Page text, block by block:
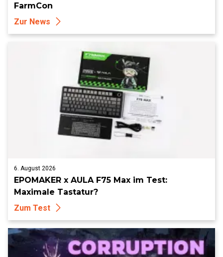
FarmCon
Zur News
6. August 2026
EPOMAKER x AULA F75 Max im Test:
Maximale Tastatur?
Zum Test